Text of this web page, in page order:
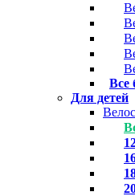
Все
Для детей